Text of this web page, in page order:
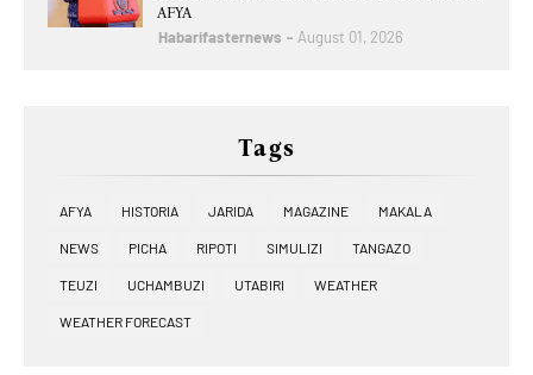
AFYA
Habarifasternews August 01, 2026
Tags
AFYA HISTORIA JARIDA MAGAZINE MAKALA
NEWS PICHA RIPOTI SIMULIZI TANGAZO
TEUZI UCHAMBUZI UTABIRI WEATHER
WEATHER FORECAST